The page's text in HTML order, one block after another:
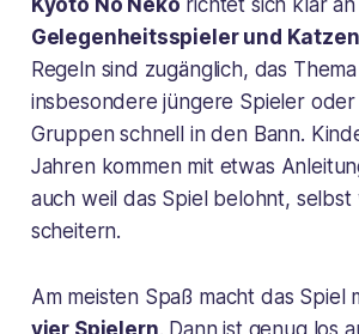
Gelegenheitsspieler und
Regeln sind zugänglich, das
insbesondere jüngere Spieler
Gruppen schnell in den Bann.
Jahren kommen mit etwas
auch weil das Spiel belohnt,
scheitern.
Am meisten Spaß macht das Spiel
vier Spielern . Dann ist genug los